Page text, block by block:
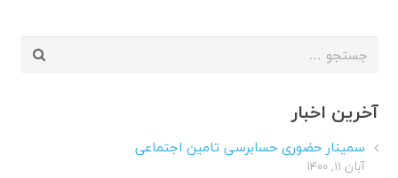
جستجو
آخرین اخبار
سمینار حضوری حسابرسی تامین اجتماعی
آبان ۱۱, ۱۴۰۰